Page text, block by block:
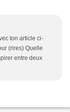
ton article ci-
(rires) Quelle
entre deux